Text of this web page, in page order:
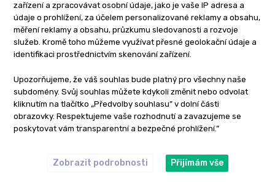
Letní chytání v horských
bystřinách? Tyhle prsačky se šiknou
5. 8. 2026
Kaprařský set pro začínající rybáře.
Vše, co potřebujete na první
vycházku
4. 8. 2026
Novinka z Anglie: tahle oříškovo-
smetanová pecka vydráždí kapry k
zařízení a zpracovávat osobní údaje, jako je vaše IP adresa a
údaje o prohlížení, za účelem personalizované reklamy a obsahu,
měření reklamy a obsahu, průzkumu sledovanosti a rozvoje
služeb. Kromě toho můžeme využívat přesné geolokační údaje a
identifikaci prostřednictvím skenování zařízení.
Upozorňujeme, že váš souhlas bude platný pro všechny naše
subdomény. Svůj souhlas můžete kdykoli změnit nebo odvolat
kliknutím na tlačítko „Předvolby souhlasu” v dolní části
obrazovky. Respektujeme vaše rozhodnutí a zavazujeme se
poskytovat vám transparentní a bezpečné prohlížení.”
Zobrazit podrobnosti Přijímám vše